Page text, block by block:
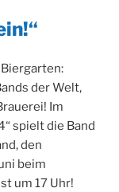
der Welt,
Im
spielt die Band
den
beim
um 17 Uhr!